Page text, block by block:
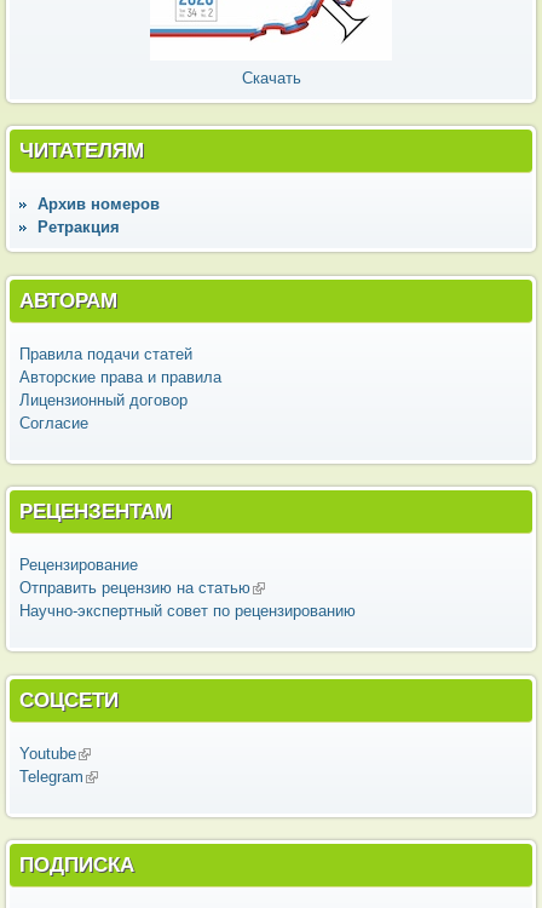
Скачать
ЧИТАТЕЛЯМ
Архив номеров
Ретракция
АВТОРАМ
Правила подачи статей
Авторские права и правила
Лицензионный договор
Согласие
РЕЦЕНЗЕНТАМ
Рецензирование
Отправить рецензию на статью(внешняя ссылка)
Научно-экспертный совет по рецензированию
СОЦСЕТИ
Youtube(внешняя ссылка)
Telegram (внешняя ссылка)
ПОДПИСКА